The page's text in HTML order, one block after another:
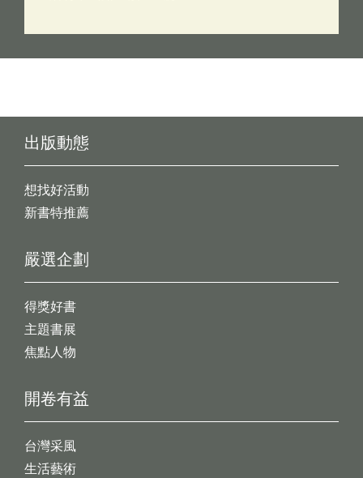
出版動態
想找好活動
新書特推薦
開卷有益
台灣采風
生活藝術
嚴選企劃
得獎好書
主題書展
焦點人物